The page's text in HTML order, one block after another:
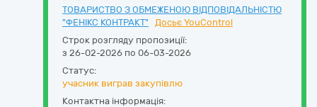
ТОВАРИСТВО З ОБМЕЖЕНОЮ ВІДПОВІДАЛЬНІСТЮ
"ФЕНІКС КОНТРАКТ"
Досьє YouControl
Строк розгляду пропозиції:
з 26-02-2026 по 06-03-2026
Статус:
учасник виграв закупівлю
Контактна інформація: